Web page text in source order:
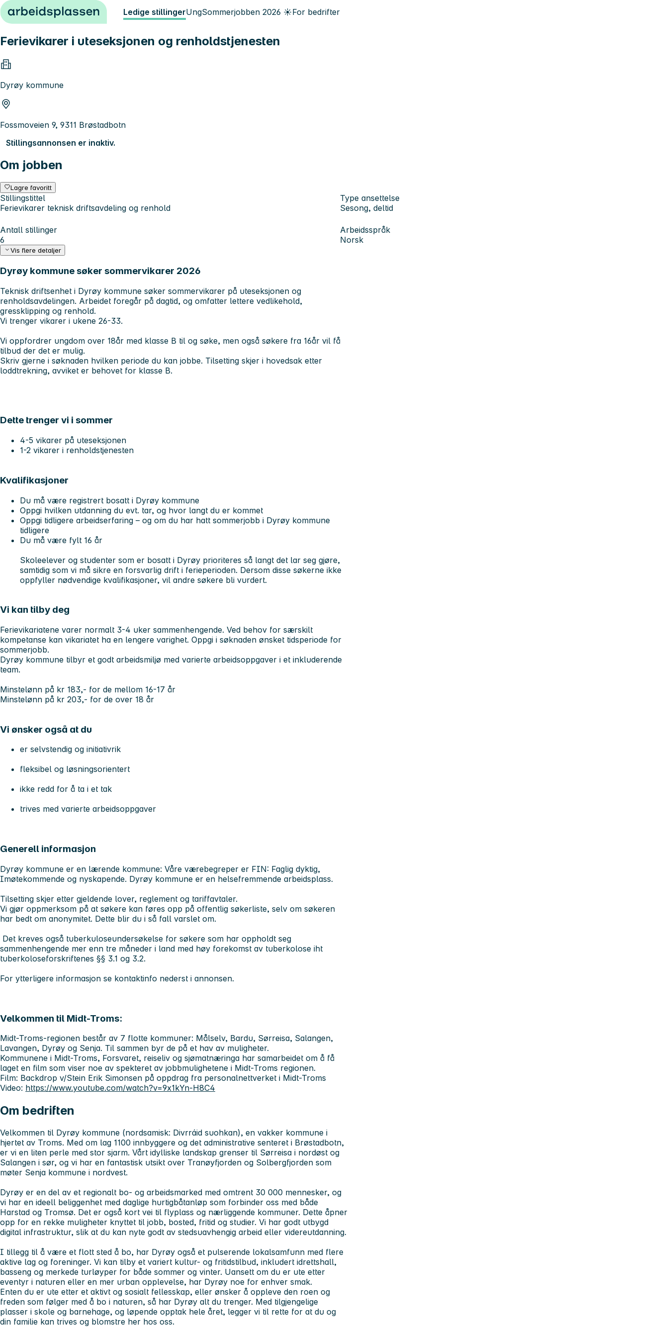
Hopp til innhold Ledige stillingerUngSommerjobben 2026 ☀️For bedrifter
Ferievikarer i uteseksjonen og renholdstjenesten
Dyrøy kommune
Fossmoveien 9, 9311 Brøstadbotn
Stillingsannonsen er inaktiv.
Om jobben
Lagre favoritt
Stillingstittel
Ferievikarer teknisk driftsavdeling og renhold
Type ansettelse
Sesong, deltid
Antall stillinger
6
Arbeidsspråk
Norsk
Vis flere detaljer
Dyrøy kommune søker sommervikarer 2026
Teknisk driftsenhet i Dyrøy kommune søker sommervikarer på uteseksjonen og
renholdsavdelingen. Arbeidet foregår på dagtid, og omfatter lettere vedlikehold,
gressklipping og renhold.
Vi trenger vikarer i ukene 26-33.
Vi oppfordrer ungdom over 18år med klasse B til og søke, men også søkere fra 16år vil få
tilbud der det er mulig.
Skriv gjerne i søknaden hvilken periode du kan jobbe. Tilsetting skjer i hovedsak etter
loddtrekning, avviket er behovet for klasse B.
Dette trenger vi i sommer
4-5 vikarer på uteseksjonen
1-2 vikarer i renholdstjenesten
Kvalifikasjoner
Du må være registrert bosatt i Dyrøy kommune
Oppgi hvilken utdanning du evt. tar, og hvor langt du er kommet
Oppgi tidligere arbeidserfaring – og om du har hatt sommerjobb i Dyrøy kommune
tidligere
Du må være fylt 16 år
Skoleelever og studenter som er bosatt i Dyrøy prioriteres så langt det lar seg gjøre,
samtidig som vi må sikre en forsvarlig drift i ferieperioden. Dersom disse søkerne ikke
oppfyller nødvendige kvalifikasjoner, vil andre søkere bli vurdert.
Vi kan tilby deg
Ferievikariatene varer normalt 3-4 uker sammenhengende. Ved behov for særskilt
kompetanse kan vikariatet ha en lengere varighet. Oppgi i søknaden ønsket tidsperiode for
sommerjobb.
Dyrøy kommune tilbyr et godt arbeidsmiljø med varierte arbeidsoppgaver i et inkluderende
team.
Minstelønn på kr 183,- for de mellom 16-17 år
Minstelønn på kr 203,- for de over 18 år
Vi ønsker også at du
er selvstendig og initiativrik
fleksibel og løsningsorientert
ikke redd for å ta i et tak
trives med varierte arbeidsoppgaver
Generell informasjon
Dyrøy kommune er en lærende kommune: Våre værebegreper er FIN: Faglig dyktig,
Imøtekommende og nyskapende. Dyrøy kommune er en helsefremmende arbeidsplass.
Tilsetting skjer etter gjeldende lover, reglement og tariffavtaler.
Vi gjør oppmerksom på at søkere kan føres opp på offentlig søkerliste, selv om søkeren
har bedt om anonymitet. Dette blir du i så fall varslet om.
Det kreves også tuberkuloseundersøkelse for søkere som har oppholdt seg
sammenhengende mer enn tre måneder i land med høy forekomst av tuberkolose iht
tuberkoloseforskriftenes §§ 3.1 og 3.2.
For ytterligere informasjon se kontaktinfo nederst i annonsen.
Velkommen til Midt-Troms:
Midt-Troms-regionen består av 7 flotte kommuner: Målselv, Bardu, Sørreisa, Salangen,
Lavangen, Dyrøy og Senja. Til sammen byr de på et hav av muligheter.
Kommunene i Midt-Troms, Forsvaret, reiseliv og sjømatnæringa har samarbeidet om å få
laget en film som viser noe av spekteret av jobbmulighetene i Midt-Troms regionen.
Film: Backdrop v/Stein Erik Simonsen på oppdrag fra personalnettverket i Midt-Troms
Video: https://www.youtube.com/watch?v=9x1kYn-H8C4
Om bedriften
Velkommen til Dyrøy kommune (nordsamisk: Divrráid suohkan), en vakker kommune i
hjertet av Troms. Med om lag 1100 innbyggere og det administrative senteret i Brøstadbotn,
er vi en liten perle med stor sjarm. Vårt idylliske landskap grenser til Sørreisa i nordøst og
Salangen i sør, og vi har en fantastisk utsikt over Tranøyfjorden og Solbergfjorden som
møter Senja kommune i nordvest.
Dyrøy er en del av et regionalt bo- og arbeidsmarked med omtrent 30 000 mennesker, og
vi har en ideell beliggenhet med daglige hurtigbåtanløp som forbinder oss med både
Harstad og Tromsø. Det er også kort vei til flyplass og nærliggende kommuner. Dette åpner
opp for en rekke muligheter knyttet til jobb, bosted, fritid og studier. Vi har godt utbygd
digital infrastruktur, slik at du kan nyte godt av stedsuavhengig arbeid eller videreutdanning.
I tillegg til å være et flott sted å bo, har Dyrøy også et pulserende lokalsamfunn med flere
aktive lag og foreninger. Vi kan tilby et variert kultur- og fritidstilbud, inkludert idrettshall,
basseng og merkede turløyper for både sommer og vinter. Uansett om du er ute etter
eventyr i naturen eller en mer urban opplevelse, har Dyrøy noe for enhver smak.
Enten du er ute etter et aktivt og sosialt fellesskap, eller ønsker å oppleve den roen og
freden som følger med å bo i naturen, så har Dyrøy alt du trenger. Med tilgjengelige
plasser i skole og barnehage, og løpende opptak hele året, legger vi til rette for at du og
din familie kan trives og blomstre her hos oss.